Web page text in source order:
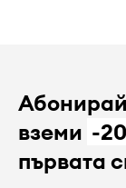
вземи -
първата